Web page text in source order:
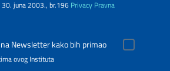
30. juna 2003., br.196 Privacy Pravna
Newsletter kako bih primao
ovog Instituta